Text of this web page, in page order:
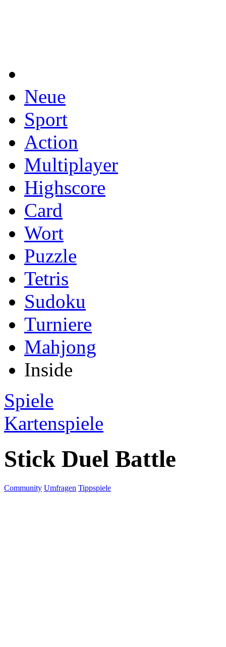
Neue
Sport
Action
Multiplayer
Highscore
Card
Wort
Puzzle
Tetris
Sudoku
Turniere
Mahjong
Inside
Spiele
Kartenspiele
Stick Duel Battle
Community Umfragen Tippspiele